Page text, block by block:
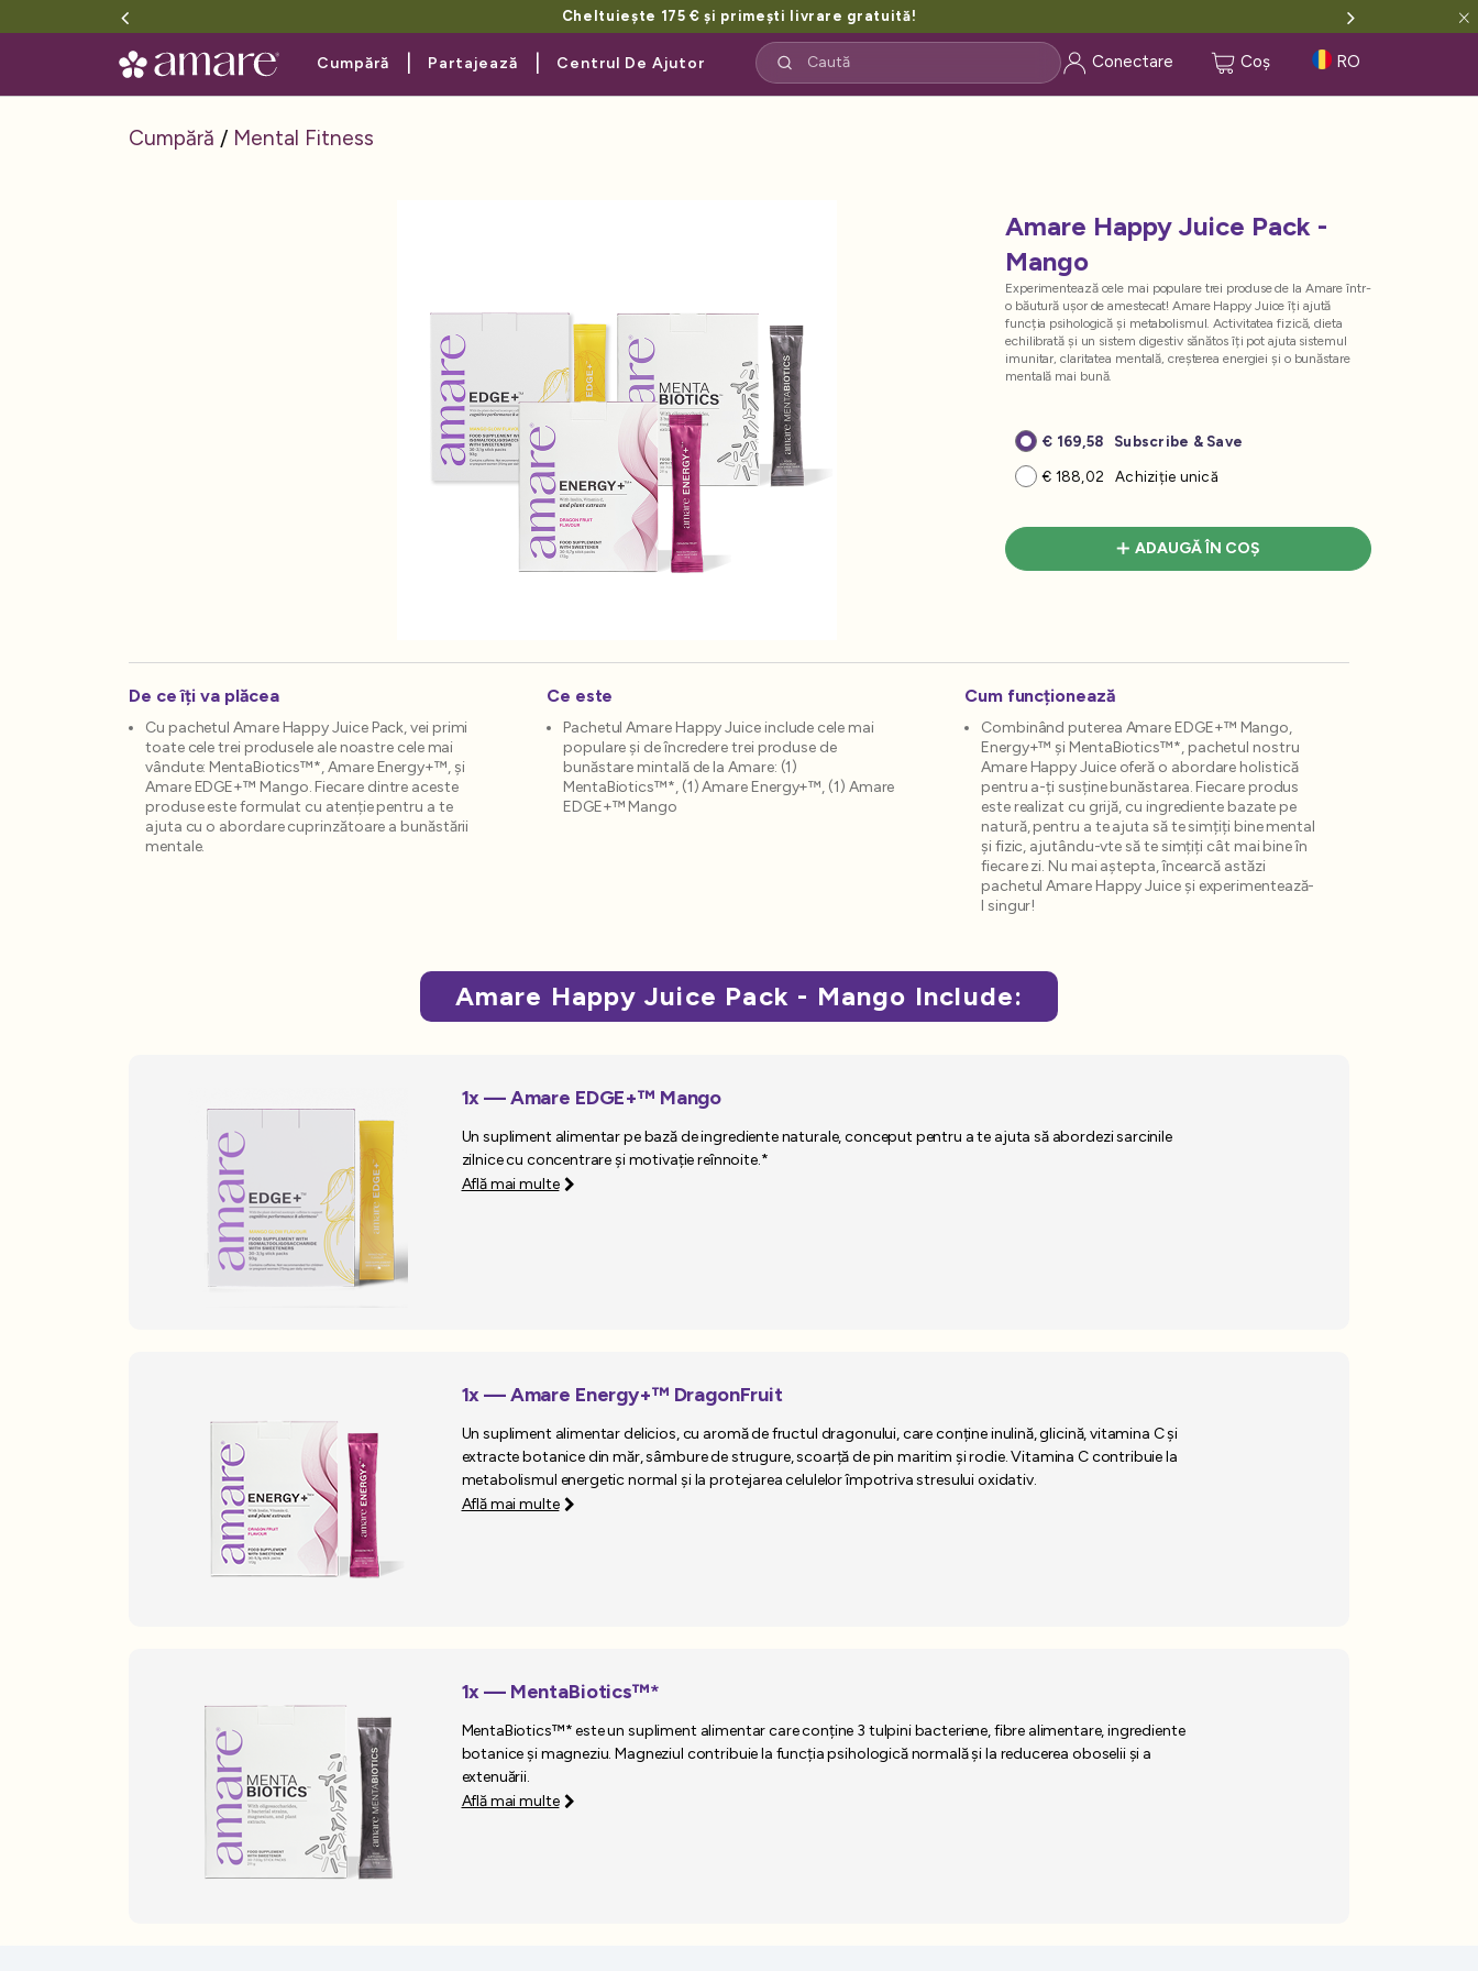
Cheltuiește 175 € și primești livrare gratuită!
Cumpără | Partajează | Centrul De Ajutor Conectare Coș RO
Cumpără / Mental Fitness
Amare Happy Juice Pack -
Mango
Experimentează cele mai populare trei produse de la Amare într-
o băutură ușor de amestecat! Amare Happy Juice îți ajută
funcția psihologică și metabolismul. Activitatea fizică, dieta
echilibrată și un sistem digestiv sănătos îți pot ajuta sistemul
imunitar, claritatea mentală, creșterea energiei și o bunăstare
mentală mai bună.
€ 169,58
Subscribe & Save
€ 188,02
Achiziție unică
ADAUGĂ ÎN COȘ
De ce îți va plăcea
Cu pachetul Amare Happy Juice Pack, vei primi
toate cele trei produsele ale noastre cele mai
vândute: MentaBiotics™*, Amare Energy+™, și
Amare EDGE+™ Mango. Fiecare dintre aceste
produse este formulat cu atenție pentru a te
ajuta cu o abordare cuprinzătoare a bunăstării
mentale.
Ce este
Pachetul Amare Happy Juice include cele mai
populare și de încredere trei produse de
bunăstare mintală de la Amare: (1)
MentaBiotics™*, (1) Amare Energy+™, (1) Amare
EDGE+™ Mango
Cum funcționează
Combinând puterea Amare EDGE+™ Mango,
Energy+™ și MentaBiotics™*, pachetul nostru
Amare Happy Juice oferă o abordare holistică
pentru a-ți susține bunăstarea. Fiecare produs
este realizat cu grijă, cu ingrediente bazate pe
natură, pentru a te ajuta să te simțiți bine mental
și fizic, ajutându-vte să te simțiți cât mai bine în
fiecare zi. Nu mai aștepta, încearcă astăzi
pachetul Amare Happy Juice și experimentează-
l singur!
Amare Happy Juice Pack - Mango Include:
1x — Amare EDGE+™ Mango
Un supliment alimentar pe bază de ingrediente naturale, conceput pentru a te ajuta să abordezi sarcinile
zilnice cu concentrare și motivație reînnoite.*
Află mai multe
1x — Amare Energy+™ DragonFruit
Un supliment alimentar delicios, cu aromă de fructul dragonului, care conține inulină, glicină, vitamina C și
extracte botanice din măr, sâmbure de strugure, scoarță de pin maritim și rodie. Vitamina C contribuie la
metabolismul energetic normal și la protejarea celulelor împotriva stresului oxidativ.
Află mai multe
1x — MentaBiotics™*
MentaBiotics™* este un supliment alimentar care conține 3 tulpini bacteriene, fibre alimentare, ingrediente
botanice și magneziu. Magneziul contribuie la funcția psihologică normală și la reducerea oboselii și a
extenuării.
Află mai multe